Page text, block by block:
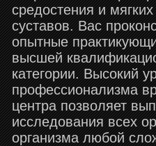
средостения и
суставов. Вас
опытные
высшей
категории. Высокий
профессионализма
центра позволяет
исследования всех
организма любой